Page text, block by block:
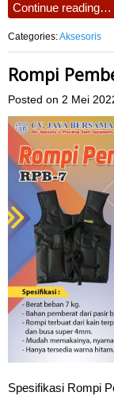
Continue reading…
Categories:Aksesoris
Rompi
Posted on 2 Mei
Spesifikasi Rompi